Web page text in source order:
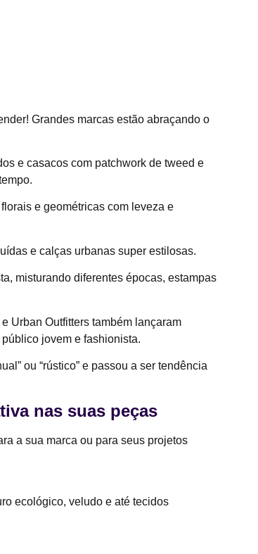
Grandes marcas estão abraçando o
e casacos com patchwork de tweed e
e geométricas com leveza e
e calças urbanas super estilosas.
misturando diferentes épocas, estampas
Urban Outfitters também lançaram
jovem e fashionista.
ou “rústico” e passou a ser tendência
nas suas peças
a sua marca ou para seus projetos
ecológico, veludo e até tecidos